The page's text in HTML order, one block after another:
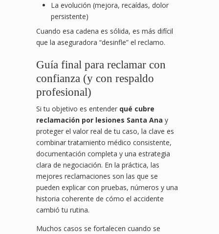
La evolución (mejora, recaídas, dolor
persistente)
Cuando esa cadena es sólida, es más difícil
que la aseguradora “desinfle” el reclamo.
Guía final para reclamar con
confianza (y con respaldo
profesional)
Si tu objetivo es entender qué cubre
reclamación por lesiones Santa Ana y
proteger el valor real de tu caso, la clave es
combinar tratamiento médico consistente,
documentación completa y una estrategia
clara de negociación. En la práctica, las
mejores reclamaciones son las que se
pueden explicar con pruebas, números y una
historia coherente de cómo el accidente
cambió tu rutina.
Muchos casos se fortalecen cuando se